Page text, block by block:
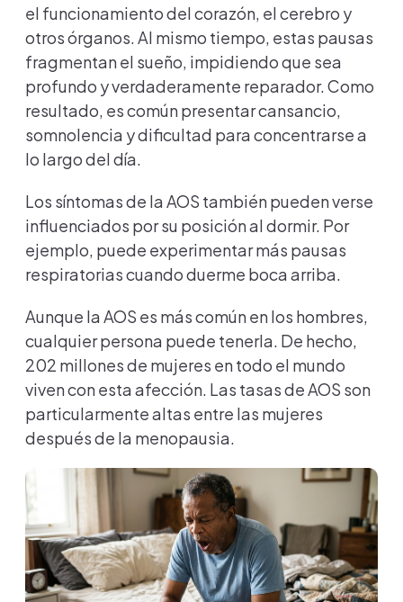
el funcionamiento del corazón, el cerebro y
otros órganos. Al mismo tiempo, estas pausas
fragmentan el sueño, impidiendo que sea
profundo y verdaderamente reparador. Como
resultado, es común presentar cansancio,
somnolencia y dificultad para concentrarse a
lo largo del día.
Los síntomas de la AOS también pueden verse
influenciados por su posición al dormir. Por
ejemplo, puede experimentar más pausas
respiratorias cuando duerme boca arriba.
Aunque la AOS es más común en los hombres,
cualquier persona puede tenerla. De hecho,
202 millones de mujeres en todo el mundo
viven con esta afección. Las tasas de AOS son
particularmente altas entre las mujeres
después de la menopausia.